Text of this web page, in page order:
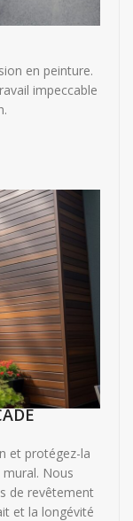
en peinture.
impeccable
et protégez-la
Nous
de revêtement
et la longévité